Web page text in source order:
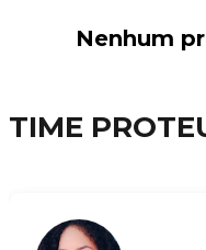
Nenhum
TIME